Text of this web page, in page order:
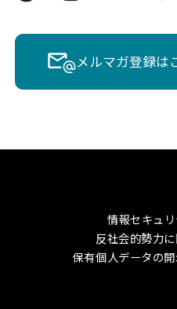
メルマガ登録は
情報セキュ
反社会的勢力
保有個人データの